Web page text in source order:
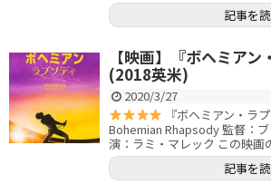
記事を
【映画】『ボヘミアン
(2018英米)
2020/3/27
『ボヘミアン・ラ
Bohemian Rhapsody 監督：
演：ラミ・マレック この映画
記事を